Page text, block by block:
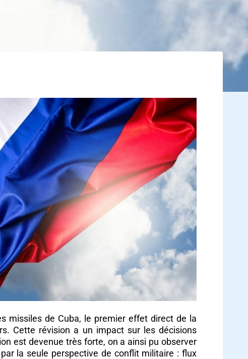
missiles de Cuba, le premier effet direct de la
Cette révision a un impact sur les décisions
est devenue très forte, on a ainsi pu observer
la seule perspective de conflit militaire : flux